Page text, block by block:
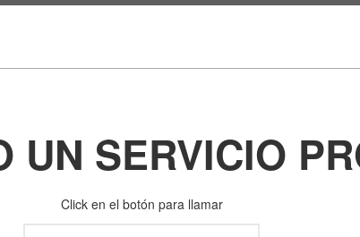
UN SERVICIO
Click en el botón para llamar